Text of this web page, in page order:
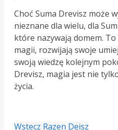
Choć Suma Drevisz może
nieznane dla wielu, dla
które nazywają domem.
magii, rozwijają swoje
swoją wiedzę kolejnym
Drevisz, magia jest nie
życia.
Wstecz Razen Deisz